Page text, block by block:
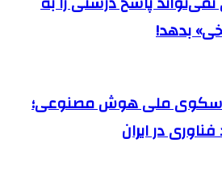
بدهد!
سکوی ملی هوش مصنوعی؛
در ایران